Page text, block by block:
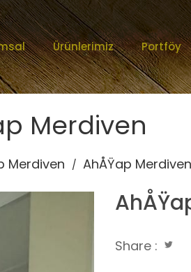
Ürünlerimiz Portföy
Merdiven
Merdiven / AhÅŸap Merdiven
Share :